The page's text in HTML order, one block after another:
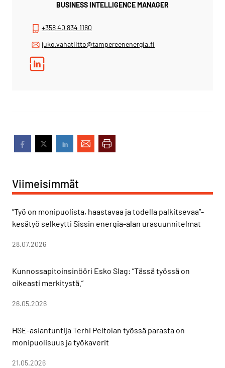
BUSINESS INTELLIGENCE MANAGER
+358 40 834 1160
juko.vahatiitto@tampereenenergia.fi
Viimeisimmät
”Työ on monipuolista, haastavaa ja todella palkitsevaa”-
kesätyö selkeytti Sissin energia-alan urasuunnitelmat
28.07.2026
Kunnossapitoinsinööri Esko Slag: ”Tässä työssä on
oikeasti merkitystä.”
26.05.2026
HSE-asiantuntija Terhi Peltolan työssä parasta on
monipuolisuus ja työkaverit
21.05.2026